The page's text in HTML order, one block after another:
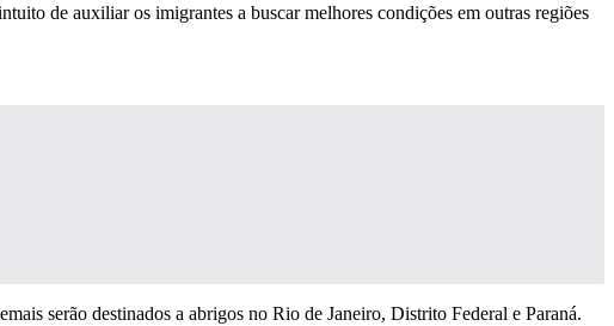
de auxiliar os imigrantes a buscar melhores condições em outras regiões
serão destinados a abrigos no Rio de Janeiro, Distrito Federal e Paraná.